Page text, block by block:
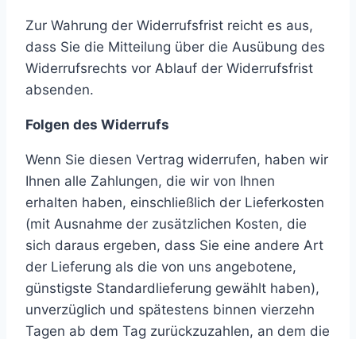
Zur Wahrung der Widerrufsfrist reicht es aus,
dass Sie die Mitteilung über die Ausübung des
Widerrufsrechts vor Ablauf der Widerrufsfrist
absenden.
Folgen des Widerrufs
Wenn Sie diesen Vertrag widerrufen, haben wir
Ihnen alle Zahlungen, die wir von Ihnen
erhalten haben, einschließlich der Lieferkosten
(mit Ausnahme der zusätzlichen Kosten, die
sich daraus ergeben, dass Sie eine andere Art
der Lieferung als die von uns angebotene,
günstigste Standardlieferung gewählt haben),
unverzüglich und spätestens binnen vierzehn
Tagen ab dem Tag zurückzuzahlen, an dem die